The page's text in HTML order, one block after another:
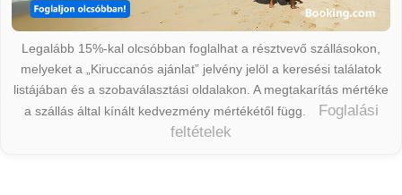
Legalább 15%-kal olcsóbban foglalhat a résztvevő szállásokon,
melyeket a „Kiruccanós ajánlat” jelvény jelöl a keresési találatok
listájában és a szobaválasztási oldalakon. A megtakarítás mértéke
a szállás által kínált kedvezmény mértékétől függ.
Foglalási
feltételek